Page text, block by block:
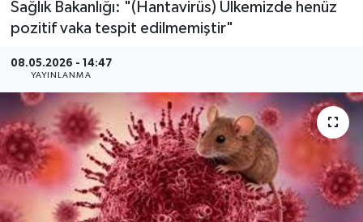
Sağlık Bakanlığı: "(Hantavirüs) Ülkemizde henüz
pozitif vaka tespit edilmemiştir"
08.05.2026 - 14:47
YAYINLANMA
MAGAZİN
ÖZEL HABER
RESMİ İLANLAR
SAĞLIK
SİYASET